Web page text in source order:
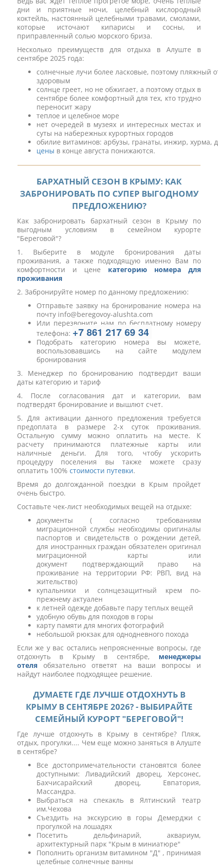
дни и приятные ночи, целебный кислородный
коктейль, настоянный целебными травами, смолами,
которые источают кипарисы и сосны, и
приправленный солью морского бриза.
Несколько преимуществ для отдыха в Алуште в
сентябре 2025 года:
солнечные лучи более ласковые, поэтому пляжный
здоровым
​солнце греет, но не обжигает, а поэтому отдых в
сентябре более комфортный для тех, кто трудно
переносит жару
теплое и целебное море
нет очередей в музеях и интересных местах и
суты на набережных курортных городов
обилие витаминов: арбузы, гранаты, инжир, хурма,
цены в конце августа понижаются.
БАРХАТНЫЙ СЕЗОН В КРЫМУ: КАК
ЗАБРОНИРОВАТЬ ПО СУПЕР ВЫГОДНОМУ
ПРЕДЛОЖЕНИЮ?
Как забронировать бархатный сезон в Крыму по
выгодным условиям в семейном курорте
"Береговой"?
1. Выберите в модуле бронирования даты
проживания, а также подходящую именно Вам по
комфортности и цене категорию номера для
проживания
2. Забронируйте номер по данному предложению:
Отправьте заявку на бронирование номера на
почту info@beregovoy-alushta.com
Или перезвоните нам по бесплатному номеру
телефона: +7 861 217 69 34
Подобрать категорию номера вы можете,
воспользовавшись на сайте модулем
бронирования
3. Менеджер по бронированию подтвердит ваши
даты категорию и тариф
4. После согласования дат и категории, вам
подтвердят бронирование и вышлют счет.
5. Для активации данного предложения требуется
предоплата в размере 2-х суток проживания.
Остальную сумму можно оплатить на месте. К
расчету принимаются платежные карты или
наличные деньги. Для того, чтобу ускорить
процедуру поселения вы также можете сразу
оплатить 100% стоимости путевки.
Время до долгожданной поездки в Крым пройдет
очень быстро.
Составьте чек-лист необходимых вещей на отдыхе:
документы ( согласно требованиям
миграционной службы необходимы оригиналы
паспортов и свидетельств о рождении детей,
для иностранных граждан обязателен оригинал
миграционной карты или
документ подтверждающий право на
проживание на территории РФ: РВП, вид на
жительство)
купальники и солнцезащитный крем по-
прежнему актуален
к летней одежде добавьте пару теплых вещей
удобную обувь для походов в горы
карту памяти для многих фотографий
небольшой рюкзак для однодневного похода
Если же у вас остались непроясненные вопросы, где
отдохнуть в Крыму в сентябре, менеджеры
отеля обязательно ответят на ваши вопросы и
найдут наиболее подходящее решение.
ДУМАЕТЕ ГДЕ ЛУЧШЕ ОТДОХНУТЬ В
КРЫМУ В СЕНТЯБРЕ 2026? - ВЫБИРАЙТЕ
СЕМЕЙНЫЙ КУРОРТ "БЕРЕГОВОЙ"!
Где лучше отдохнуть в Крыму в сентябре? Пляж,
отдых, прогулки.... Чем еще можно заняться в Алуште
в сентябре?
Все достопримечательности становятся более
доступными: Ливадийский дворец, Херсонес,
Бахчисарайский дворец, Евпатория,
Массандра.
Выбраться на спекакль в Ялтинский театр
им.Чехова
Съездить на экскурсию в горы Демерджи с
прогулкой на лошадях
​Посетить дельфинарий, аквариум,
архитектурный парк "Крым в миниатюре"
Пополнить организм витамином "Д" , принимая
целебные солнечные ванны